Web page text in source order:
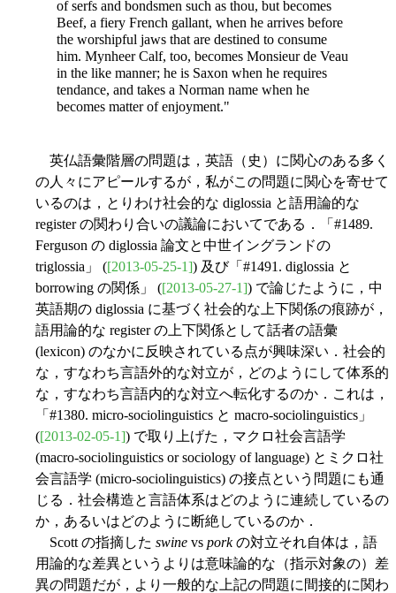
of serfs and bondsmen such as thou, but becomes
Beef, a fiery French gallant, when he arrives before
the worshipful jaws that are destined to consume
him. Mynheer Calf, too, becomes Monsieur de Veau
in the like manner; he is Saxon when he requires
tendance, and takes a Norman name when he
becomes matter of enjoyment."
英仏語彙階層の問題は，英語（史）に関心のある多く
の人々にアピールするが，私がこの問題に関心を寄せて
いるのは，とりわけ社会的な diglossia と語用論的な
register の関わり合いの議論においてである．「#1489.
Ferguson の diglossia 論文と中世イングランドの
triglossia」 ([2013-05-25-1]) 及び「#1491. diglossia と
borrowing の関係」 ([2013-05-27-1]) で論じたように，中
英語期の diglossia に基づく社会的な上下関係の痕跡が，
語用論的な register の上下関係として話者の語彙
(lexicon) のなかに反映されている点が興味深い．社会的
な，すなわち言語外的な対立が，どのようにして体系的
な，すなわち言語内的な対立へ転化するのか．これは，
「#1380. micro-sociolinguistics と macro-sociolinguistics」
([2013-02-05-1]) で取り上げた，マクロ社会言語学
(macro-sociolinguistics or sociology of language) とミクロ社
会言語学 (micro-sociolinguistics) の接点という問題にも通
じる．社会構造と言語体系はどのように連続しているの
か，あるいはどのように断絶しているのか．
Scott の指摘した swine vs porkの対立それ自体は，語
用論的な差異というよりは意味論的な（指示対象の）差
異の問題だが，より一般的な上記の問題に間接的に関わ